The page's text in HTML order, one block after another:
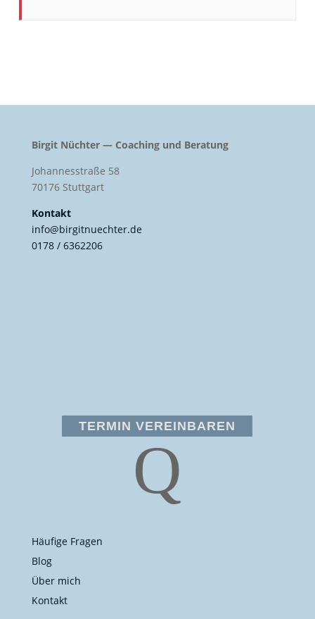
Birgit Nüchter — Coaching und Beratung
Johannesstraße 58
70176 Stuttgart
Kontakt
info@birgitnuechter.de
0178 / 6362206
TERMIN VEREINBAREN
Q
Häufige Fragen
Blog
Über mich
Kontakt